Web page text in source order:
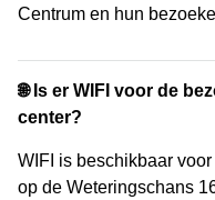
Centrum en hun
🌐 Is er WIFI voor de
center?
WIFI is beschikbaar
op de Weteringschans